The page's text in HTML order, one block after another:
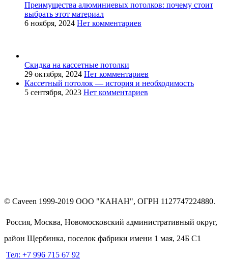
Преимущества алюминиевых потолков: почему стоит
выбрать этот материал
6 ноября, 2024 Нет комментариев
Скидка на кассетные потолки
29 октября, 2024 Нет комментариев
Кассетный потолок — история и необходимость
5 сентября, 2023 Нет комментариев
© Caveen 1999-2019 ООО "КАНАН", ОГРН 1127747224880.
Россия, Москва, Новомосковский административный округ,
район Щербинка, поселок фабрики имени 1 мая, 24Б С1
Тел: +7 996 715 67 92